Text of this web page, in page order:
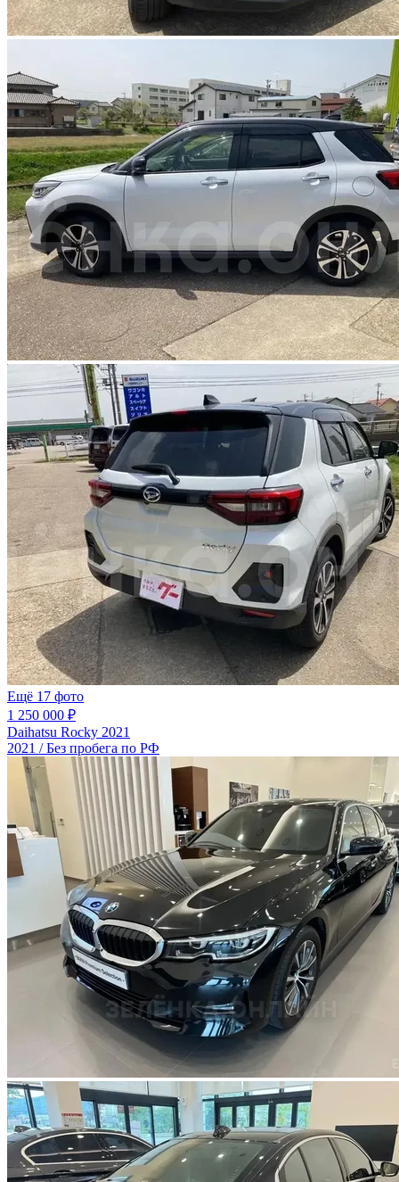
Ещё 17 фото
1 250 000 ₽
Daihatsu Rocky 2021
2021 / Без пробега по РФ